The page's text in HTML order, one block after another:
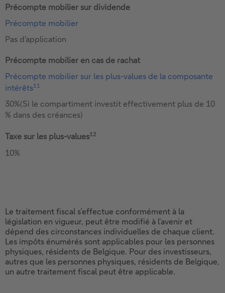
Précompte mobilier sur dividende
Précompte mobilier
Pas d'application
Précompte mobilier en cas de rachat
Précompte mobilier sur les plus-values de la composante
intérêts11
30%(Si le compartiment investit effectivement plus de 10
% dans des créances)
Taxe sur les plus-values12
10%
Le traitement fiscal s’effectue conformément à la
législation en vigueur, peut être modifié à l’avenir et
dépend des circonstances individuelles de chaque client.
Les impôts énumérés sont applicables pour les personnes
physiques, résidents de Belgique. Pour des investisseurs,
autres que les personnes physiques, résidents de Belgique,
un autre traitement fiscal peut être applicable.